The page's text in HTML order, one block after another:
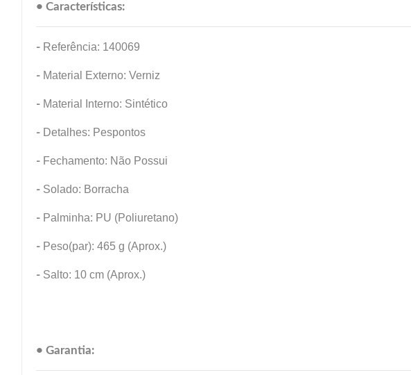
• Características:
- Referência: 140069
- Material Externo: Verniz
- Material Interno: Sintético
- Detalhes: Pespontos
- Fechamento: Não Possui
- Solado: Borracha
- Palminha: PU (Poliuretano)
- Peso(par): 465 g (Aprox.)
- Salto: 10 cm (Aprox.)
• Garantia: